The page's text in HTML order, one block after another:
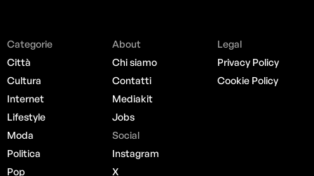
Categorie
Città
Cultura
Internet
Lifestyle
Moda
Politica
Pop
About
Chi siamo
Contatti
Mediakit
Jobs
Social
Instagram
X
Legal
Privacy Policy
Cookie Policy